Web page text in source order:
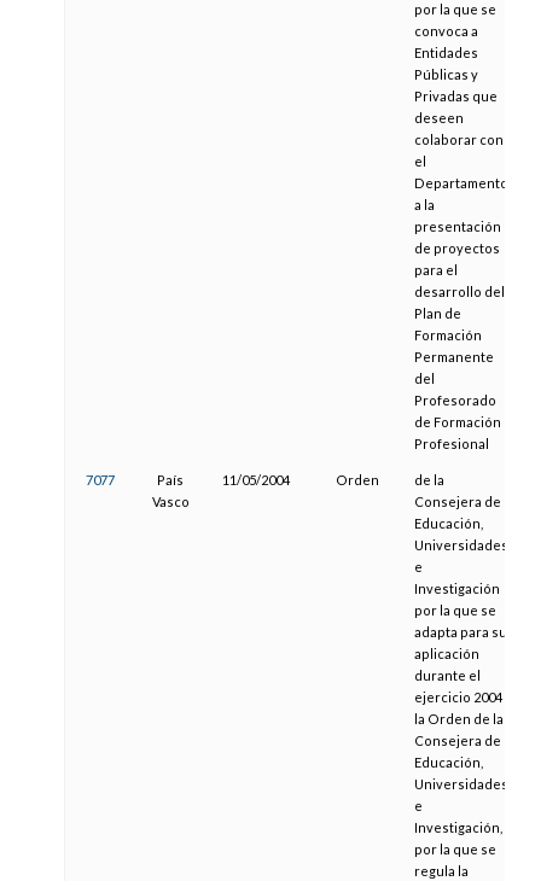
por la que se
convoca a
Entidades
Públicas y
Privadas que
deseen
colaborar con
el
Departamento
a la
presentación
de proyectos
para el
desarrollo del
Plan de
Formación
Permanente
del
Profesorado
de Formación
Profesional
7077
País
Vasco
11/05/2004 Orden
de la
Consejera de
Educación,
Universidades
e
Investigación
por la que se
adapta para su
aplicación
durante el
ejercicio 2004
la Orden de la
Consejera de
Educación,
Universidades
e
Investigación,
por la que se
regula la